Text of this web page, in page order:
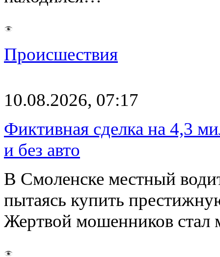
Происшествия
10.08.2026, 07:17
Фиктивная сделка на 4,3
и без авто
В Смоленске местный
пытаясь купить
Жертвой мошенников